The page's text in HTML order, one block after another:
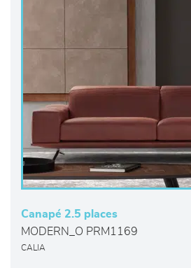
Canapé 2.5 places
MODERN_O PRM1169
CALIA